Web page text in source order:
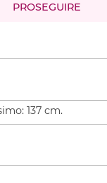
PROSEGUIRE
137 cm.